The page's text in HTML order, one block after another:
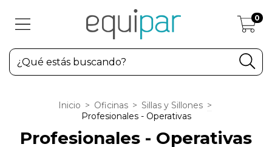
0
Inicio > Oficinas > Sillas y Sillones >
Profesionales - Operativas
Profesionales - Operativas